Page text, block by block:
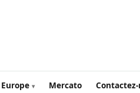
Europe Mercato